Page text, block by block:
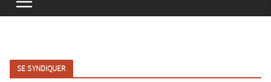
SE SYNDIQUER